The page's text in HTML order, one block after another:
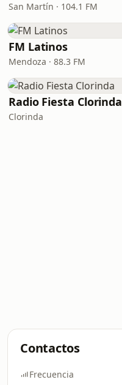
San Martín · 104.1 FM
FM Latinos
Mendoza · 88.3 FM
Radio Fiesta Clorinda
Clorinda
Contactos
Frecuencia